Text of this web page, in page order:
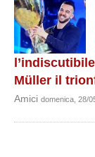
Müller il
Amici domenica, 28/